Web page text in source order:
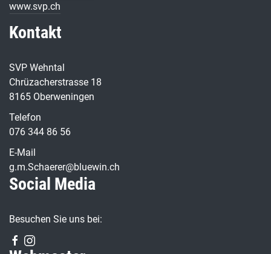
www.svp.ch
Kontakt
SVP Wehntal
Chrüzacherstrasse 18
8165 Oberweningen
Telefon
076 344 86 56
E-Mail
g.m.Schaerer@bluewin.ch
Social Media
Besuchen Sie uns bei: